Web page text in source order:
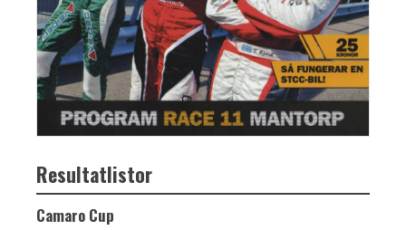
Resultatlistor
Camaro Cup